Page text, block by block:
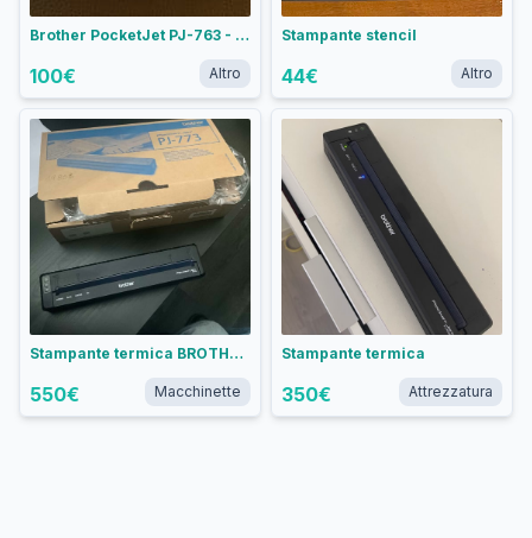
Brother PocketJet PJ-763 - Stampante termica portatile A4 Bluetooth/USB
100€ Altro
Stampante stencil
44€ Altro
Stampante termica BROTHER POCKET JET PJ-773
550€ Macchinette
Stampante termica
350€ Attrezzatura